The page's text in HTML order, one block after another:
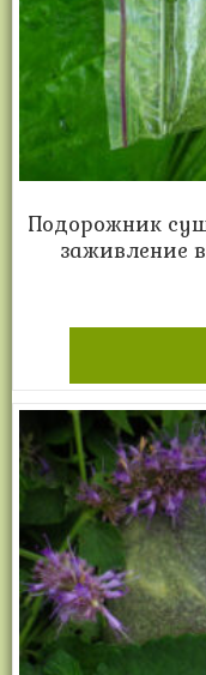
Подорожник
заживление